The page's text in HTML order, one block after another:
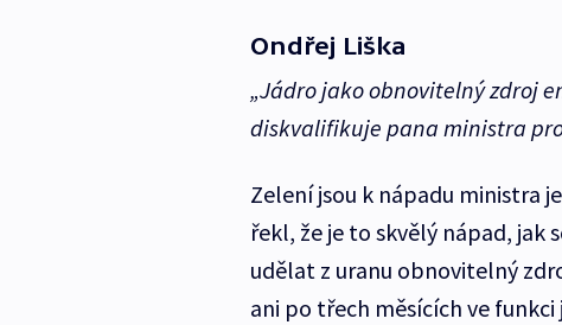
Ondřej Liška
„Jádro jako obnovitelný zdroj
diskvalifikuje pana ministra
Zelení jsou k nápadu ministra
řekl, že je to skvělý nápad, jak
udělat z uranu obnovitelný
ani po třech měsících ve